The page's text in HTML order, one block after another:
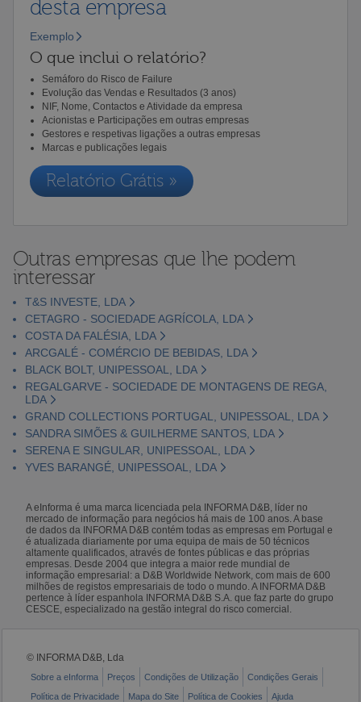
desta empresa
Exemplo
O que inclui o relatório?
Semáforo do Risco de Failure
Evolução das Vendas e Resultados (3 anos)
NIF, Nome, Contactos e Atividade da empresa
Acionistas e Participações em outras empresas
Gestores e respetivas ligações a outras empresas
Marcas e publicações legais
Relatório Grátis »
Outras empresas que lhe podem
interessar
T&S INVESTE, LDA
CETAGRO - SOCIEDADE AGRÍCOLA, LDA
COSTA DA FALÉSIA, LDA
ARCGALÉ - COMÉRCIO DE BEBIDAS, LDA
BLACK BOLT, UNIPESSOAL, LDA
REGALGARVE - SOCIEDADE DE MONTAGENS DE REGA,
LDA
GRAND COLLECTIONS PORTUGAL, UNIPESSOAL, LDA
SANDRA SIMÕES & GUILHERME SANTOS, LDA
SERENA E SINGULAR, UNIPESSOAL, LDA
YVES BARANGÉ, UNIPESSOAL, LDA
A eInforma é uma marca licenciada pela INFORMA D&B, líder no
mercado de informação para negócios há mais de 100 anos. A base
de dados da INFORMA D&B contém todas as empresas em Portugal e
é atualizada diariamente por uma equipa de mais de 50 técnicos
altamente qualificados, através de fontes públicas e das próprias
empresas. Desde 2004 que integra a maior rede mundial de
informação empresarial: a D&B Worldwide Network, com mais de 600
milhões de registos empresariais de todo o mundo. A INFORMA D&B
pertence à líder espanhola INFORMA D&B S.A. que faz parte do grupo
CESCE, especializado na gestão integral do risco comercial.
© INFORMA D&B, Lda
Sobre a eInforma Preços Condições de Utilização
Condições Gerais
Política de Privacidade
Mapa do Site Política de Cookies Ajuda